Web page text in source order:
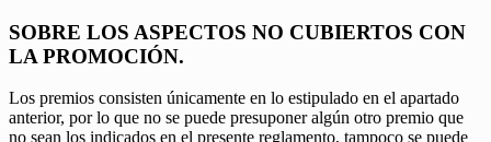
SOBRE LOS ASPECTOS NO CUBIERTOS CON
LA PROMOCIÓN.
Los premios consisten únicamente en lo estipulado en el apartado
anterior, por lo que no se puede presuponer algún otro premio que
no sean los indicados en el presente reglamento, tampoco se puede